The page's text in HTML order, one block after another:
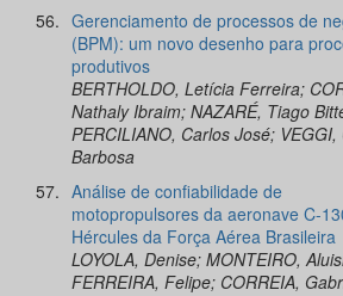
56. Gerenciamento de processos de
(BPM): um novo desenho para
produtivos
BERTHOLDO, Letícia Ferreira;
Nathaly Ibraim; NAZARÉ, Tiago
PERCILIANO, Carlos José; VEGGI,
Barbosa
57. Análise de confiabilidade de
motopropulsores da aeronave C-
Hércules da Força Aérea Brasileira
LOYOLA, Denise; MONTEIRO,
FERREIRA, Felipe; CORREIA,